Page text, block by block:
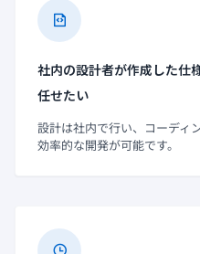
社内の設計者が作成した仕
任せたい
設計は社内で行い、コーディ
効率的な開発が可能です。